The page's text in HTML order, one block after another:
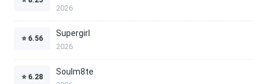
2026
⭐ 6.56
Supergirl
2026
⭐ 6.28
Soulm8te